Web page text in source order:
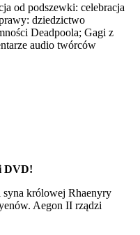
od podszewki: celebracja
dziedzictwo
Deadpoola; Gagi z
audio twórców
DVD!
królowej Rhaenyry
Aegon II rządzi